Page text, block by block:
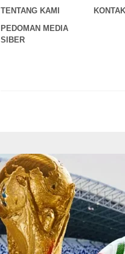
TENTANG KAMI
PEDOMAN MEDIA
SIBER